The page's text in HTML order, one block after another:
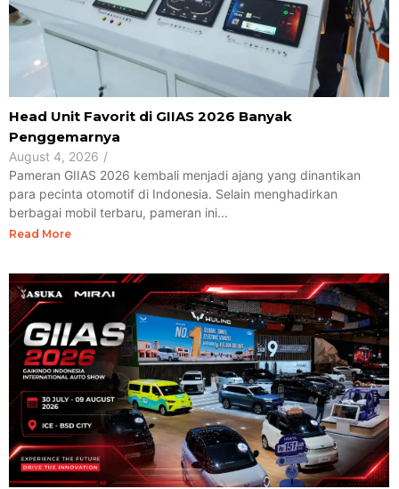
Head Unit Favorit di GIIAS 2026 Banyak
Penggemarnya
August 4, 2026 /
Pameran GIIAS 2026 kembali menjadi ajang yang dinantikan
para pecinta otomotif di Indonesia. Selain menghadirkan
berbagai mobil terbaru, pameran ini...
Read More